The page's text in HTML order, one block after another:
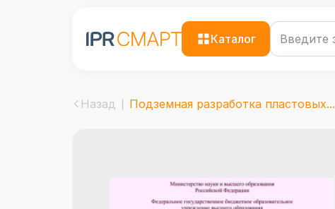
Каталог
Назад Подземная разработка пластовых...